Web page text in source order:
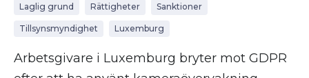
Laglig grund Rättigheter Sanktioner
Tillsynsmyndighet Luxemburg
Arbetsgivare i Luxemburg bryter mot GDPR